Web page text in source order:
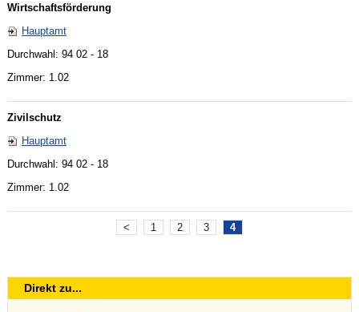
Wirtschaftsförderung
Hauptamt
Durchwahl: 94 02 - 18
Zimmer: 1.02
Zivilschutz
Hauptamt
Durchwahl: 94 02 - 18
Zimmer: 1.02
< 1 2 3 4
Direkt zu...